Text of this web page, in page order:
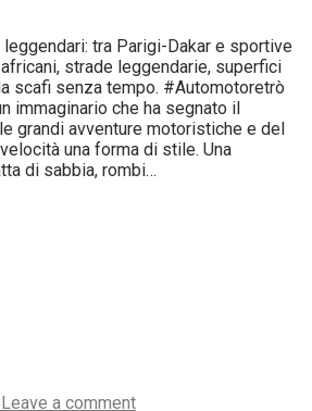
tra Parigi-Dakar e sportive
strade leggendarie, superfici
scafi senza tempo. #Automotoretrò
immaginario che ha segnato il
grandi avventure motoristiche e del
una forma di stile. Una
di sabbia, rombi…
Leave a comment